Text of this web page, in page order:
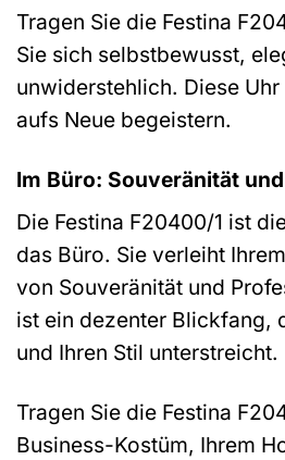
Tragen Sie die Festina
Sie sich selbstbewusst,
unwiderstehlich. Diese
aufs Neue begeistern.
Im Büro: Souveränität
Die Festina F20400/1 ist
das Büro. Sie verleiht
von Souveränität und
ist ein dezenter Blickfang,
und Ihren Stil unterstreicht.
Tragen Sie die Festina
Business-Kostüm, Ihrem